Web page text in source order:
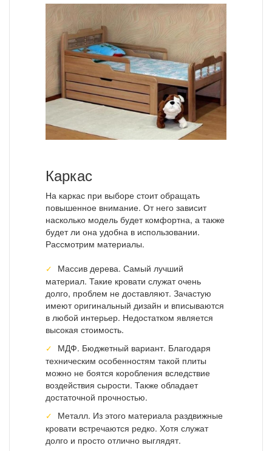
Каркас
На каркас при выборе стоит обращать
повышенное внимание. От него зависит
насколько модель будет комфортна, а также
будет ли она удобна в использовании.
Рассмотрим материалы.
Массив дерева. Самый лучший
материал. Такие кровати служат очень
долго, проблем не доставляют. Зачастую
имеют оригинальный дизайн и вписываются
в любой интерьер. Недостатком является
высокая стоимость.
МДФ. Бюджетный вариант. Благодаря
техническим особенностям такой плиты
можно не боятся коробления вследствие
воздействия сырости. Также обладает
достаточной прочностью.
Металл. Из этого материала раздвижные
кровати встречаются редко. Хотя служат
долго и просто отлично выглядят.